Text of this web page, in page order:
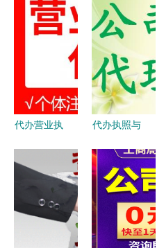
代办营业执
南 专业代
理代办的三
大好处与注
代办执照与
可证全攻略
无地址注册
公司的最新
选择